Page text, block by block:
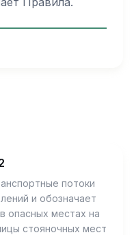
потоки
и обозначает
опасных местах на
стояночных мест